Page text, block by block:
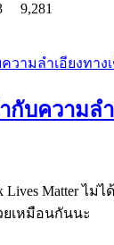
9,281
กับความล
Lives Matter ไ
ยเหมือนกันนะ